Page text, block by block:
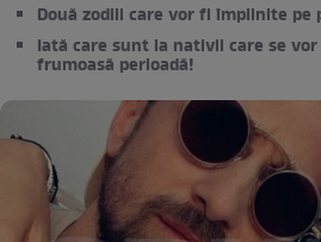
Două zodiii care vor fi împlinite pe
Iată care sunt la nativii care se
frumoasă perioadă!